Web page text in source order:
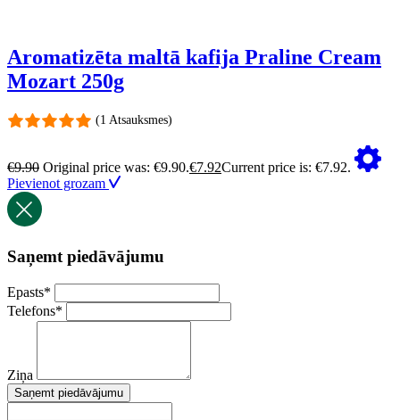
Aromatizēta maltā kafija Praline Cream
Mozart 250g
(1 Atsauksmes)
€9.90 Original price was: €9.90.€7.92Current price is: €7.92.
Pievienot grozam
Saņemt piedāvājumu
Epasts*
Telefons*
Ziņa
Saņemt piedāvājumu